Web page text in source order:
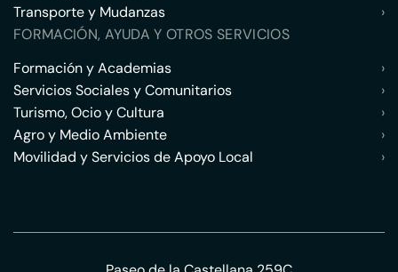
Transporte y Mudanzas
›
FORMACIÓN, AYUDA Y OTROS SERVICIOS
Formación y Academias
›
Servicios Sociales y Comunitarios
›
Turismo, Ocio y Cultura
›
Agro y Medio Ambiente
›
Movilidad y Servicios de Apoyo Local
›